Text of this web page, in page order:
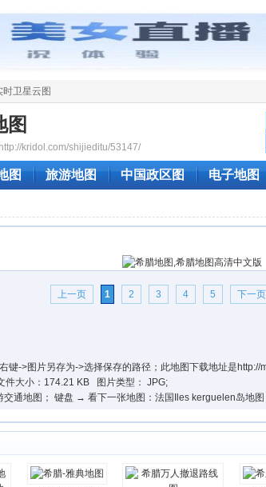
时卫星云图
图
kridol.com/shijieditu/53147/
图 旅游地图 中国政区图 电子地图
上一页 1 2 3 4 5 下一页
键->图片另存为->选择保存的路径；此地图下载地址是
大小：174.21 KB 图片类型： JPG;
通地图； 键盘 → 看下一张地图：法国Iles kerguelen岛地图